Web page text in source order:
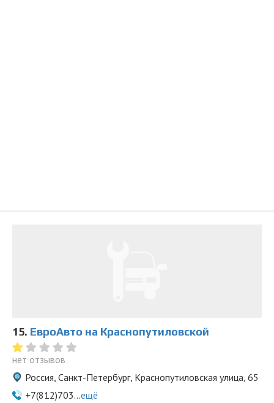
15. ЕвроАвто на Краснопутиловской
нет отзывов
Россия, Санкт-Петербург, Краснопутиловская улица, 65
+7(812)703...ещё